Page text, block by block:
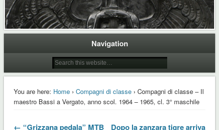
Navigation
You are here: Home› Compagni di classe› Compagni di classe – Il
maestro Bassi a Vergato, anno scol. 1964 – 1965, cl. 3° maschile
← “Grizzana pedala” MTB
Dopo la zanzara tigre arriva